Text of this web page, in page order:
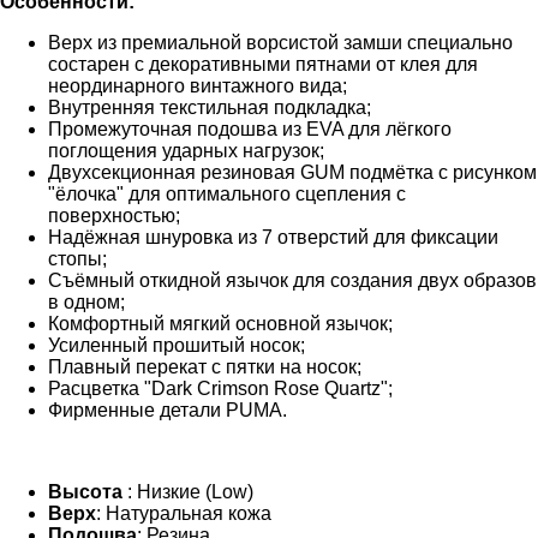
Верх из премиальной ворсистой замши специально
состарен с декоративными пятнами от клея для
неординарного винтажного вида;
Внутренняя текстильная подкладка;
Промежуточная подошва из EVA для лёгкого
поглощения ударных нагрузок;
Двухсекционная резиновая GUM подмётка с рисунком
"ёлочка" для оптимального сцепления с
поверхностью;
Надёжная шнуровка из 7 отверстий для фиксации
стопы;
Съёмный откидной язычок для создания двух образов
в одном;
Комфортный мягкий основной язычок;
Усиленный прошитый носок;
Плавный перекат с пятки на носок;
Расцветка "Dark Crimson Rose Quartz";
Фирменные детали PUMA.
Высота : Низкие (Low)
Верх: Натуральная кожа